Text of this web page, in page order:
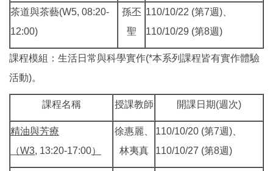
茶道與茶藝(W5, 08:20-
12:00)
孫丕
聖
110/10/22 (第7週)、
110/10/29 (第8週)
課程模組：生活日常與科學實作(*本系列課程皆有實作體驗
活動)。
課程名稱 授課教師 開課日期(週次)
精油與芳療
（W3, 13:20-17:00）
徐惠麗、
林夷真
110/10/20 (第7週)、
110/10/27 (第8週)